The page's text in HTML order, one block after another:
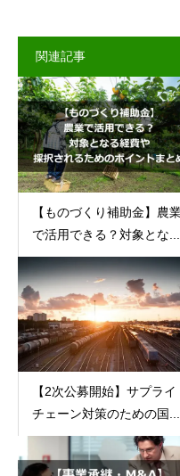
関連記事
【ものづくり補助金】農
で活用できる？対象とな...
【2次公募開始】サプライ
チェーン対策のための国...